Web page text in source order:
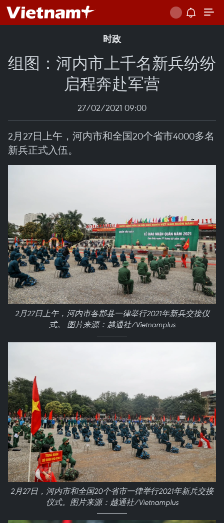
时政
组图：河内市上千名新兵纷纷
启程奔赴军营
27/02/2021 09:00
2月27日上午，河内市和全国20个省市4000多名
新兵正式入伍。
2月27日上午，河内市各郡县一律举行2021年新兵交接仪
式。 图片来源：越通社/Vietnamplus
2月27日，河内市和全国20个省市一律举行2021年新兵交接
仪式。图片来源：越通社/Vietnamplus